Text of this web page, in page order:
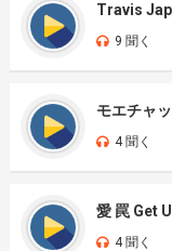
Travis
9 聞く
4 聞く
愛 罠 Get
4 聞く